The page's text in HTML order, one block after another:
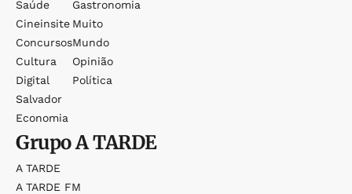
Saúde
Cineinsite
Concursos
Cultura
Digital
Salvador
Economia
Gastronomia
Muito
Mundo
Opinião
Política
GrupoA TARDE
A TARDE
A TARDE FM